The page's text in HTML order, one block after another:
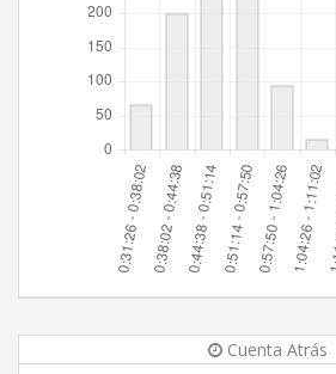
Cuenta Atrás